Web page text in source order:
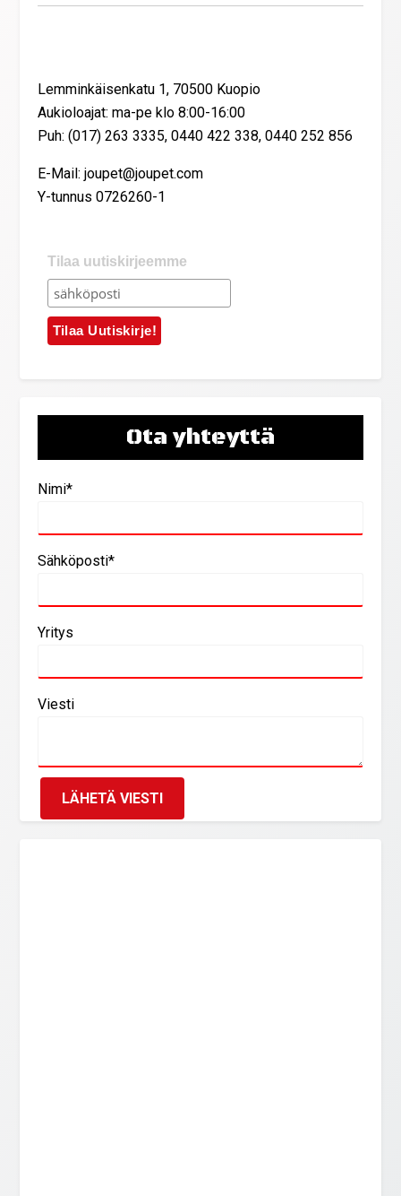
Lemminkäisenkatu 1, 70500 Kuopio
Aukioloajat: ma-pe klo 8:00-16:00
Puh: (017) 263 3335, 0440 422 338, 0440 252 856
E-Mail: joupet@joupet.com
Y-tunnus 0726260-1
Tilaa uutiskirjeemme
Ota yhteyttä
Nimi*
Sähköposti*
Yritys
Viesti